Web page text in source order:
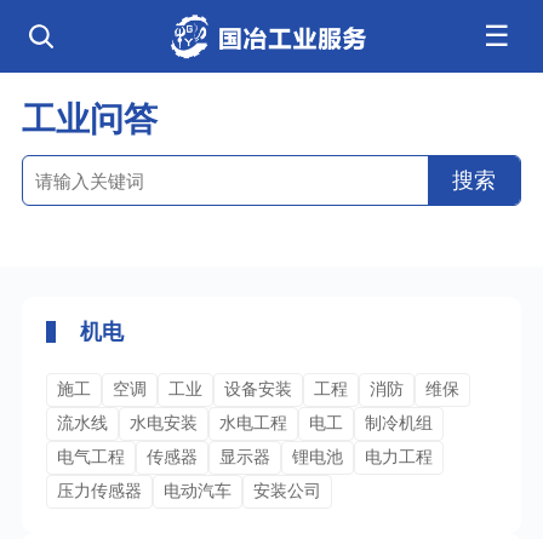
☰
公司简介
发展历程
核心业务
电气工程
管道工程
净化工程
弱电工程
设备安装
工程案例
芯片 • 半导体
航天 • 低空
新能源汽车 • 智能网联
新闻中心
工业问答
全部
工业问答
搜索
机电
施工 空调 工业 设备安装 工程 消防
维保
流水线
水电安装 水电工程 电工
制冷机组
电气工程
传感器 显示器 锂电池
电力工程
压力传感器
电动汽车 安装公司